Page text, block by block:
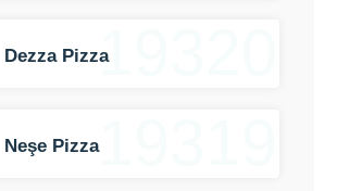
19320
Dezza Pizza
19319
Neşe Pizza